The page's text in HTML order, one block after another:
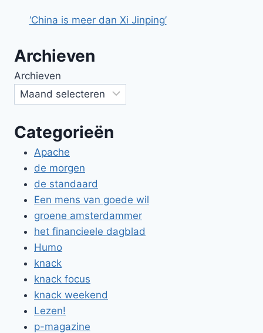
‘China is meer dan Xi Jinping’
Archieven
Archieven
Categorieën
Apache
de morgen
de standaard
Een mens van goede wil
groene amsterdammer
het financieele dagblad
Humo
knack
knack focus
knack weekend
Lezen!
p-magazine